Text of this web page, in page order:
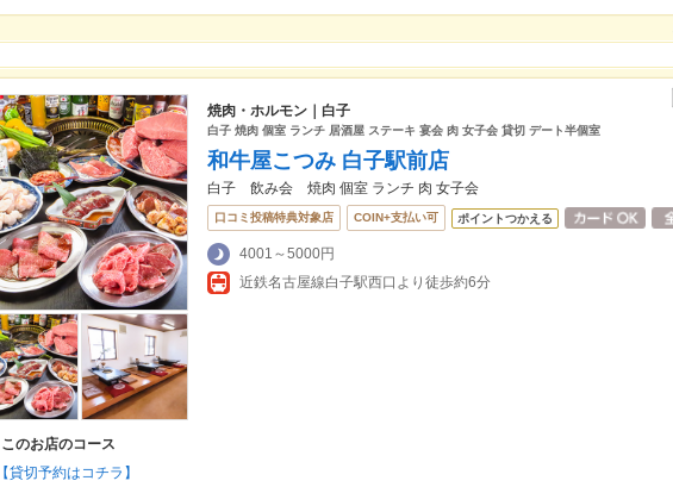
焼肉・ホルモン｜白子
白子 焼肉 個室 ランチ 居酒屋 ステーキ 宴会 肉 女子会 貸切 デート半個室
和牛屋こつみ 白子駅前店
白子 飲み会 焼肉 個室 ランチ 肉 女子会
口コミ投稿特典対象店 COIN+支払い可 ポイントつかえる
4001～5000円
近鉄名古屋線白子駅西口より徒歩約6分
このお店のコース
【貸切予約はコチラ】